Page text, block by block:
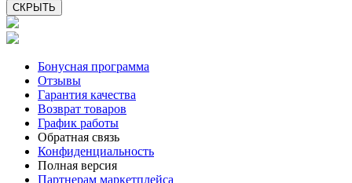
СКРЫТЬ
Бонусная программа
Отзывы
Гарантия качества
Возврат товаров
График работы
Обратная связь
Конфиденциальность
Полная версия
Партнерам маркетплейса